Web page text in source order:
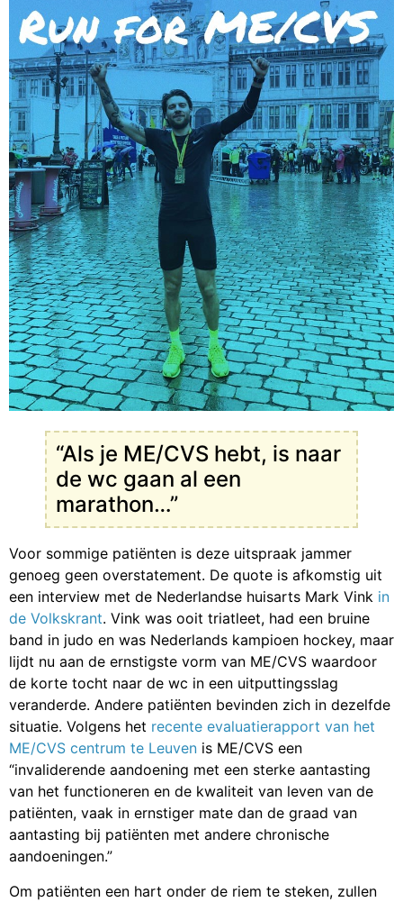
“Als je ME/CVS hebt, is naar
de wc gaan al een
marathon…”
Voor sommige patiënten is deze uitspraak jammer
genoeg geen overstatement. De quote is afkomstig uit
een interview met de Nederlandse huisarts Mark Vink in
de Volkskrant. Vink was ooit triatleet, had een bruine
band in judo en was Nederlands kampioen hockey, maar
lijdt nu aan de ernstigste vorm van ME/CVS waardoor
de korte tocht naar de wc in een uitputtingsslag
veranderde. Andere patiënten bevinden zich in dezelfde
situatie. Volgens het recente evaluatierapport van het
ME/CVS centrum te Leuven is ME/CVS een
“invaliderende aandoening met een sterke aantasting
van het functioneren en de kwaliteit van leven van de
patiënten, vaak in ernstiger mate dan de graad van
aantasting bij patiënten met andere chronische
aandoeningen.”
Om patiënten een hart onder de riem te steken, zullen